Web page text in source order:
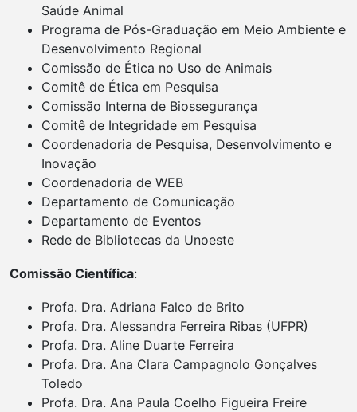
Saúde Animal
Programa de Pós-Graduação em Meio Ambiente e
Desenvolvimento Regional
Comissão de Ética no Uso de Animais
Comitê de Ética em Pesquisa
Comissão Interna de Biossegurança
Comitê de Integridade em Pesquisa
Coordenadoria de Pesquisa, Desenvolvimento e
Inovação
Coordenadoria de WEB
Departamento de Comunicação
Departamento de Eventos
Rede de Bibliotecas da Unoeste
Comissão Científica:
Profa. Dra. Adriana Falco de Brito
Profa. Dra. Alessandra Ferreira Ribas (UFPR)
Profa. Dra. Aline Duarte Ferreira
Profa. Dra. Ana Clara Campagnolo Gonçalves
Toledo
Profa. Dra. Ana Paula Coelho Figueira Freire